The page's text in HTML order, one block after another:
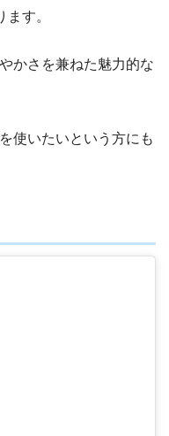
す。
かさを兼ねた魅力的な
使いたいという方にも